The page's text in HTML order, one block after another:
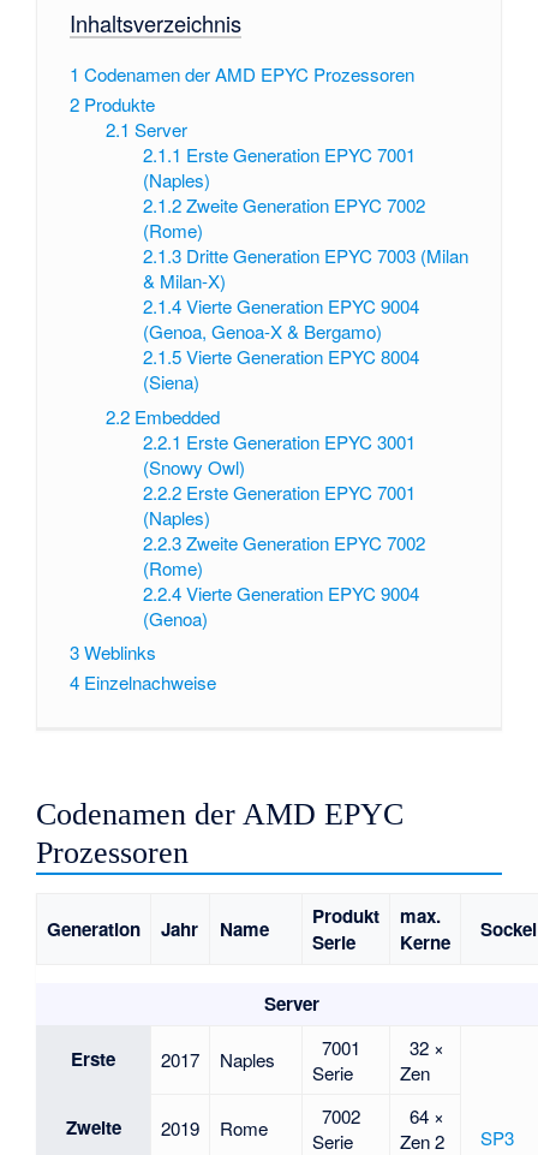
Inhaltsverzeichnis
1 Codenamen der AMD EPYC Prozessoren
2 Produkte
2.1 Server
2.1.1 Erste Generation EPYC 7001
(Naples)
2.1.2 Zweite Generation EPYC 7002
(Rome)
2.1.3 Dritte Generation EPYC 7003 (Milan
& Milan-X)
2.1.4 Vierte Generation EPYC 9004
(Genoa, Genoa-X & Bergamo)
2.1.5 Vierte Generation EPYC 8004
(Siena)
2.2 Embedded
2.2.1 Erste Generation EPYC 3001
(Snowy Owl)
2.2.2 Erste Generation EPYC 7001
(Naples)
2.2.3 Zweite Generation EPYC 7002
(Rome)
2.2.4 Vierte Generation EPYC 9004
(Genoa)
3Weblinks
4 Einzelnachweise
Codenamen der AMD EPYC
Prozessoren
Generation Jahr Name
Produkt
Serie
max.
Kerne
Sockel
Server
Erste 2017 Naples
7001
Serie
32 ×
Zen
SP3
Zweite 2019 Rome
7002
Serie
64 ×
Zen 2